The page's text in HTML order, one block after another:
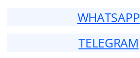
WHATSAPP
TELEGRAM